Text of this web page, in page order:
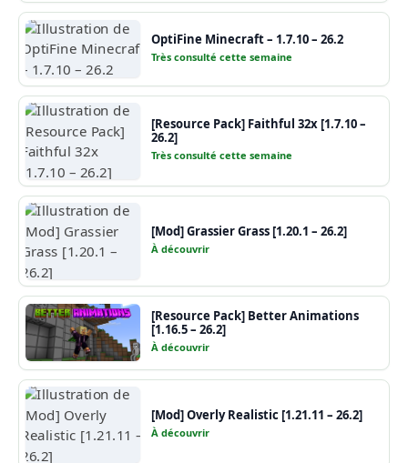
OptiFine Minecraft – 1.7.10 – 26.2
Très consulté cette semaine
[Resource Pack] Faithful 32x [1.7.10 –
26.2]
Très consulté cette semaine
[Mod] Grassier Grass [1.20.1 – 26.2]
À découvrir
[Resource Pack] Better Animations
[1.16.5 – 26.2]
À découvrir
[Mod] Overly Realistic [1.21.11 – 26.2]
À découvrir